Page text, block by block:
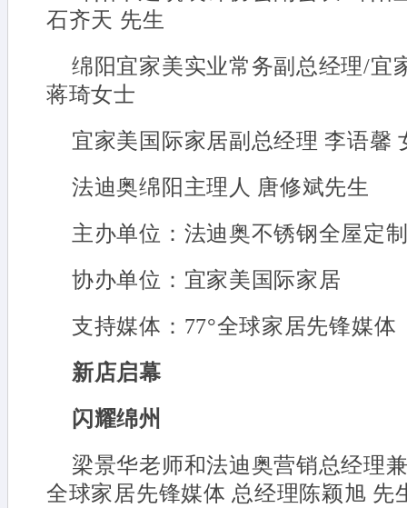
石齐天 先生
绵阳宜家美实业常务副总经理/宜
蒋琦女士
宜家美国际家居副总经理 李语馨
法迪奥绵阳主理人 唐修斌先生
主办单位：法迪奥不锈钢全屋定
协办单位：宜家美国际家居
支持媒体：77°全球家居先锋媒体
新店启幕
闪耀绵州
梁景华老师和法迪奥营销总经理
全球家居先锋媒体 总经理陈颖旭 先